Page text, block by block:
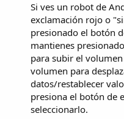
Si ves un robot de
exclamación rojo o
presionado el botón
mantienes
para subir el
volumen para
datos/restablecer
presiona el botón de
seleccionarlo.